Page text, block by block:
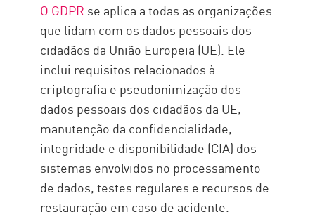
O GDPR se aplica a todas as organizações
que lidam com os dados pessoais dos
cidadãos da União Europeia (UE). Ele
inclui requisitos relacionados à
criptografia e pseudonimização dos
dados pessoais dos cidadãos da UE,
manutenção da confidencialidade,
integridade e disponibilidade (CIA) dos
sistemas envolvidos no processamento
de dados, testes regulares e recursos de
restauração em caso de acidente.